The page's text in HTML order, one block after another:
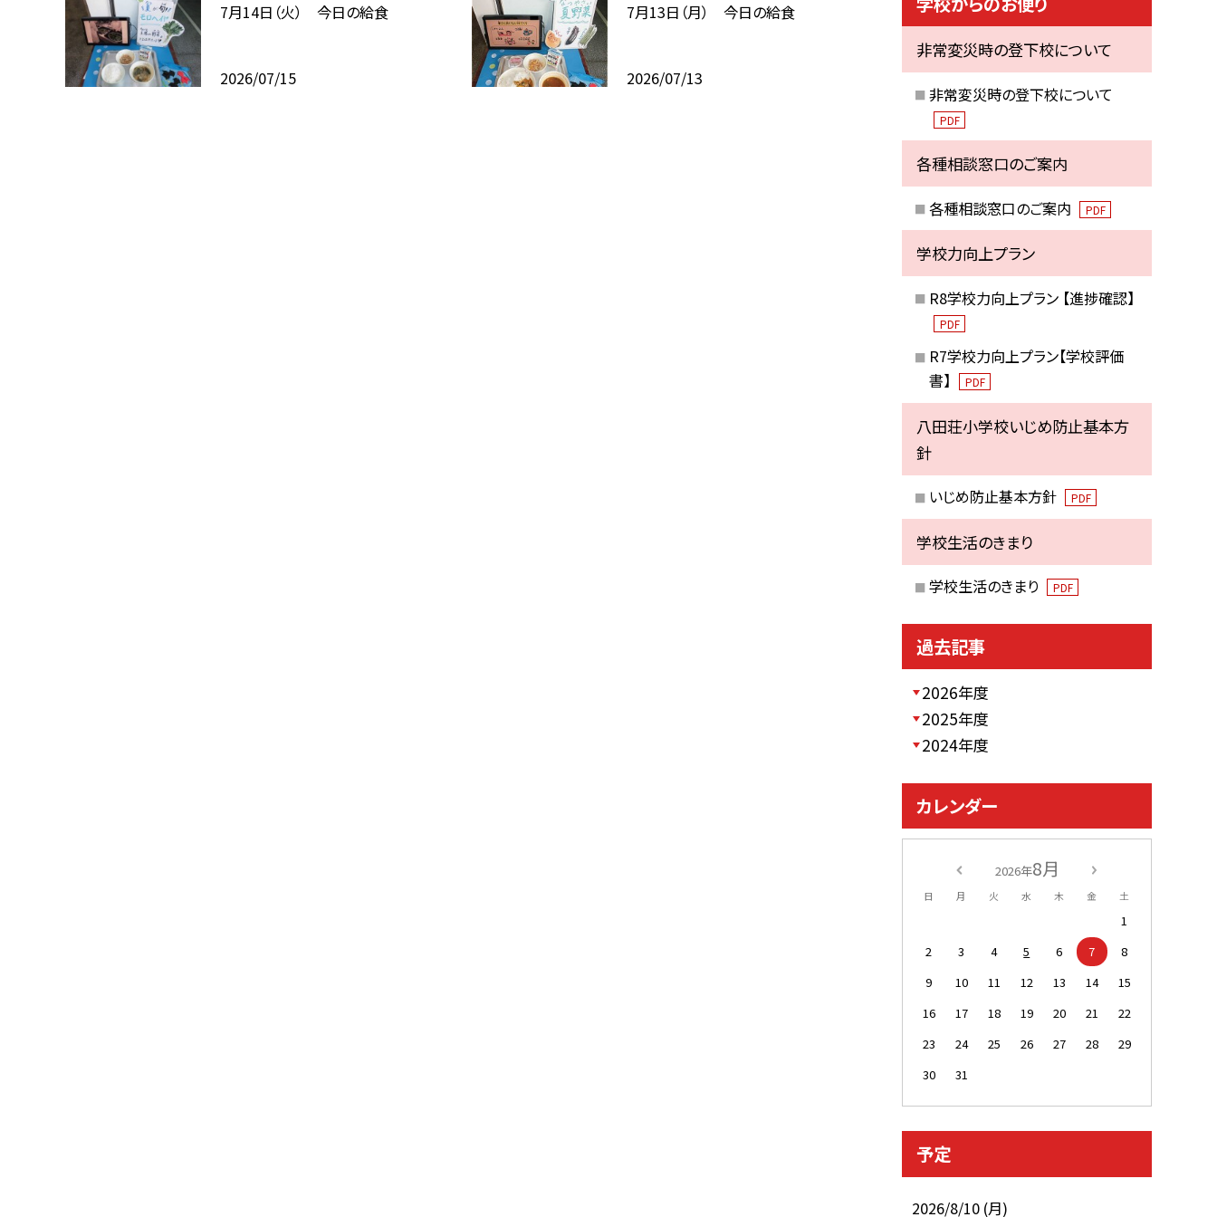
7月14日（火） 今日の給食
2026/07/15
7月13日（月） 今日の給食
2026/07/13
非常変災時の登下校について
非常変災時の登下校について
PDF
各種相談窓口のご案内
各種相談窓口のご案内 PDF
学校力向上プラン
R8学校力向上プラン 【進捗確認】
PDF
R7学校力向上プラン【学校評価
書】
PDF
八田荘小学校いじめ防止基本方
針
いじめ防止基本方針 PDF
学校生活のきまり
学校生活のきまり PDF
過去記事
2026年度
2025年度
2024年度
カレンダー
2026年8月
日 月 火 水 木 金 土
1
2
3 4 5 6 7
8
9
10 11 12 13 14
15
16
17 18 19 20 21
22
23
24 25 26 27 28
29
30
31
予定
2026/8/10 (月)